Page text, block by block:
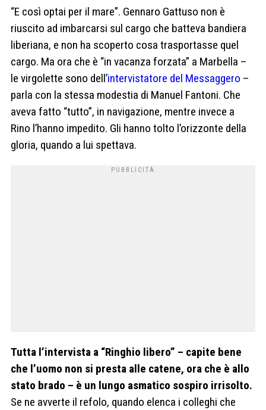
“E così optai per il mare”. Gennaro Gattuso non è
riuscito ad imbarcarsi sul cargo che batteva bandiera
liberiana, e non ha scoperto cosa trasportasse quel
cargo. Ma ora che è “in vacanza forzata” a Marbella –
le virgolette sono dell’intervistatore del Messaggero –
parla con la stessa modestia di Manuel Fantoni. Che
aveva fatto “tutto”, in navigazione, mentre invece a
Rino l’hanno impedito. Gli hanno tolto l’orizzonte della
gloria, quando a lui spettava.
Tutta l’intervista a “Ringhio libero” – capite bene
che l’uomo non si presta alle catene, ora che è allo
stato brado – è un lungo asmatico sospiro irrisolto.
Se ne avverte il refolo, quando elenca i colleghi che